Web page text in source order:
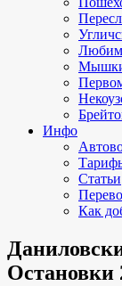
Инфо
Статьи
Как
Остановки